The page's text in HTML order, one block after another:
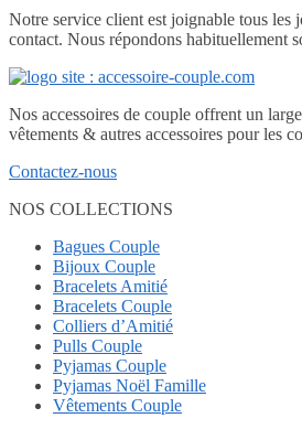
Notre service client est joignable tous les
contact. Nous répondons habituellement
Nos accessoires de couple offrent un
vêtements & autres accessoires pour les
Contactez-nous
NOS COLLECTIONS
Bagues Couple
Bijoux Couple
Bracelets Amitié
Bracelets Couple
Colliers d’Amitié
Pulls Couple
Pyjamas Couple
Pyjamas Noël Famille
Vêtements Couple